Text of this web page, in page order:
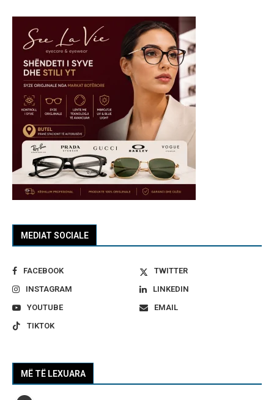
MEDIAT SOCIALE
FACEBOOK
TWITTER
INSTAGRAM
LINKEDIN
YOUTUBE
EMAIL
TIKTOK
MË TË LEXUARA